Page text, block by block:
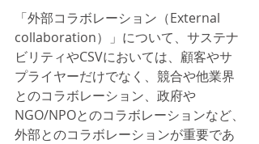
「外部コラボレーション（External
collaboration）」について、サステナ
ビリティやCSVにおいては、顧客やサ
プライヤーだけでなく、競合や他業界
とのコラボレーション、政府や
NGO/NPOとのコラボレーションなど、
外部とのコラボレーションが重要であ